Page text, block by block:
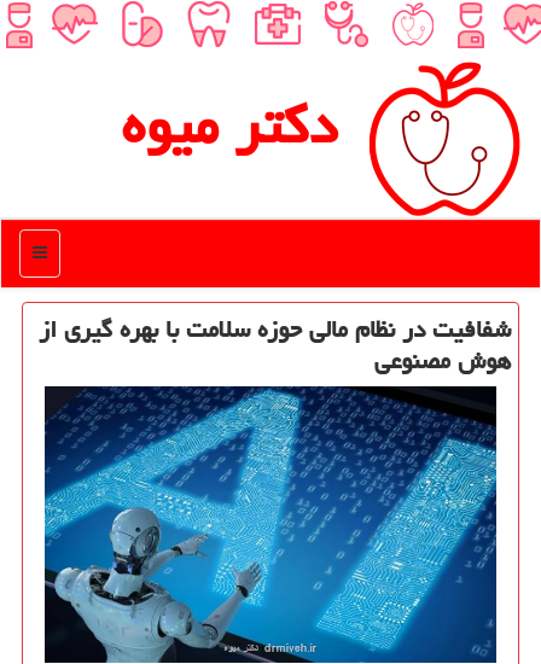
دكتر میوه
منو
شفافیت در نظام مالی حوزه سلامت با بهره گیری از
هوش مصنوعی